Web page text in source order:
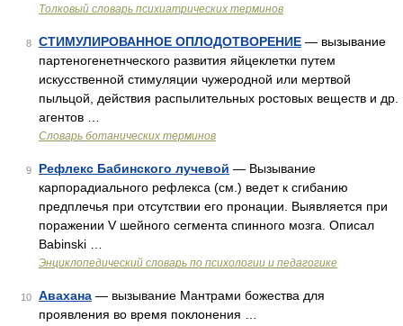
Толковый словарь психиатрических терминов
8 СТИМУЛИРОВАННОЕ ОПЛОДОТВОРЕНИЕ — вызывание
партеногенетнческого развития яйцеклетки путем
искусственной стимуляции чужеродной или мертвой
пыльцой, действия распылительных ростовых веществ и др.
агентов …
Словарь ботанических терминов
9 Рефлекс Бабинского лучевой — Вызывание
карпорадиального рефлекса (см.) ведет к сгибанию
предплечья при отсутствии его пронации. Выявляется при
поражении V шейного сегмента спинного мозга. Описал
Babinski …
Энциклопедический словарь по психологии и педагогике
10 Авахана — вызывание Мантрами божества для
проявления во время поклонения …